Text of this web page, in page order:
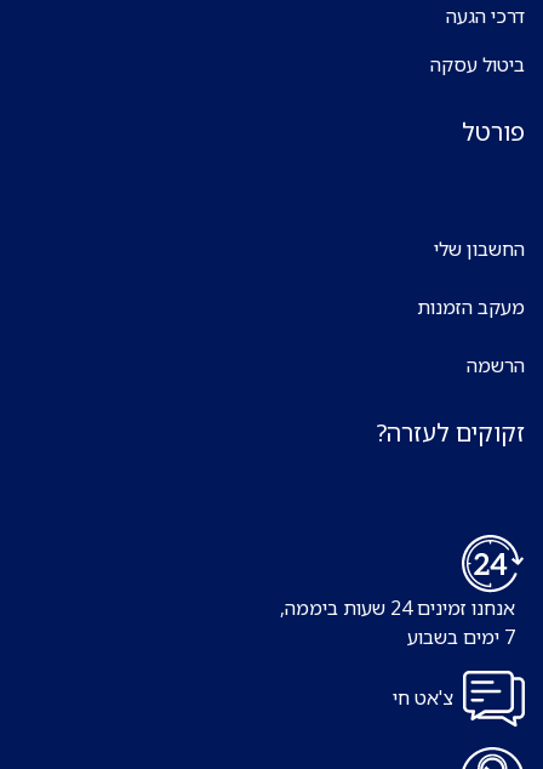
דרכי הגעה
ביטול עסקה
פורטל
החשבון שלי
מעקב הזמנות
הרשמה
זקוקים לעזרה?
אנחנו זמינים 24 שעות ביממה,
צ'אט חי